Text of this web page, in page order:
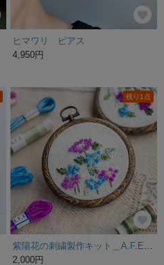
ヒマワリ ピアス
4,950円
残り1点
2,000円